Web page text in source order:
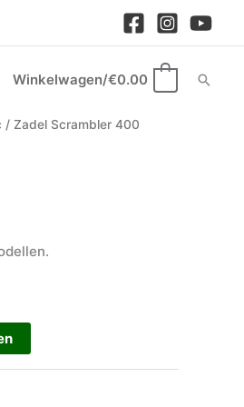
Winkelwagen/€0.00
/ Zadel Scrambler 400